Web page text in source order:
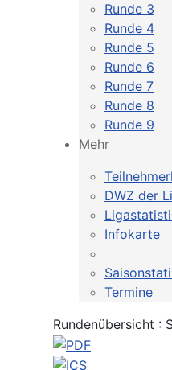
Runde 3
Runde 4
Runde 5
Runde 6
Runde 7
Runde 8
Runde 9
Mehr
DWZ der
Infokarte
Termine
Rundenübersicht :